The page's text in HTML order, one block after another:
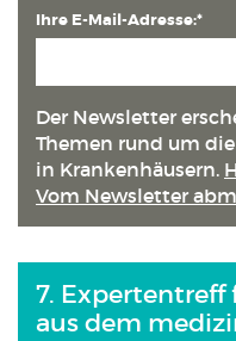
Ihre E-Mail-Adresse:*
Der Newsletter
Themen rund um
in Kranken­häusern.
Vom Newsletter
7.
aus dem